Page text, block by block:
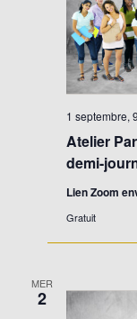
Atelier
demi-
1 septembre,
Lien Zoom
Gratuit
MER
2